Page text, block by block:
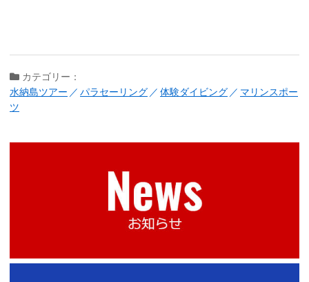
カテゴリー：
水納島ツアー
パラセーリング 体験ダイビング
マリンスポー
ツ